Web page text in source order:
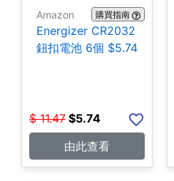
Amazon 購買指南
Energizer CR2032
鈕扣電池 6個 $5.74
$ 11.47 $5.74
由此查看